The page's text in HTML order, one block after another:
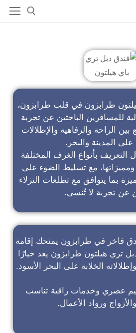
طرابزون في قلب طرابزون،
للمسافرين الباحثين عن تجربة
بين الراحة والرفاهية والإطلالات
على المدينة والبحر.
التعريف بأنواع الغرف المختلفة
ومميزاتها، مع تسليط الضوء على
بما يتوافق مع تطلعات النزلاء
عن تجربة لا تُنسى.
فاخر في طرابزون يمنحك إقامة
تري هيلتون طرابزون يعد خيارًا
الخلابة على البحر الأسود.
عصري وخدمات راقية تناسب
والأزواج ورواد الأعمال.